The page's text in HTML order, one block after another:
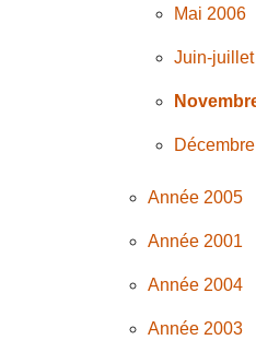
Mai 2006
Juin-
Année 2005
Année 2001
Année 2004
Année 2003